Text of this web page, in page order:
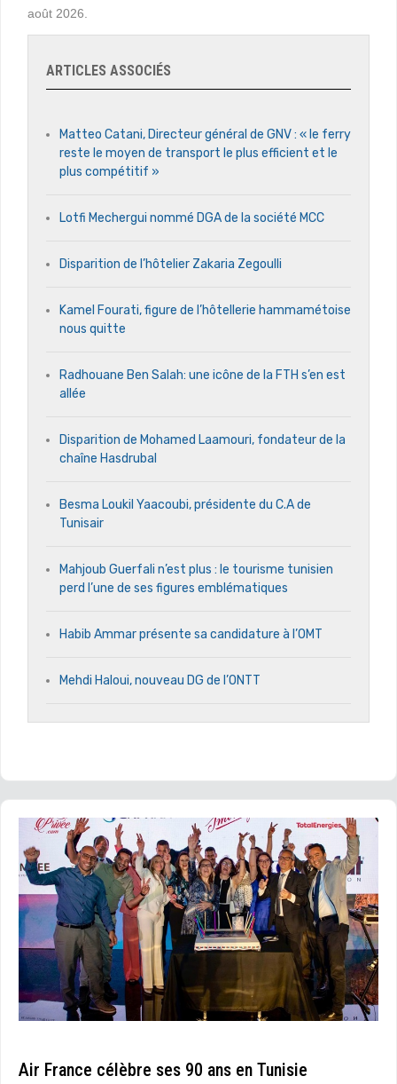
août 2026.
ARTICLES ASSOCIÉS
Matteo Catani, Directeur général de GNV : « le ferry
reste le moyen de transport le plus efficient et le
plus compétitif »
Lotfi Mechergui nommé DGA de la société MCC
Disparition de l’hôtelier Zakaria Zegoulli
Kamel Fourati, figure de l’hôtellerie hammamétoise
nous quitte
Radhouane Ben Salah: une icône de la FTH s’en est
allée
Disparition de Mohamed Laamouri, fondateur de la
chaîne Hasdrubal
Besma Loukil Yaacoubi, présidente du C.A de
Tunisair
Mahjoub Guerfali n’est plus : le tourisme tunisien
perd l’une de ses figures emblématiques
Habib Ammar présente sa candidature à l’OMT
Mehdi Haloui, nouveau DG de l’ONTT
Air France célèbre ses 90 ans en Tunisie